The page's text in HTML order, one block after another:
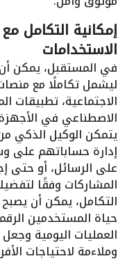
إمكانية التكامل
الاستخدامات
في المستقبل، يمكن
ليشمل تكاملًا مع
الاجتماعية، تطبيقات
الاصطناعي في
يتمكن الوكيل الذكي
إدارة حساباتهم على
على الرسائل، أو حتى
المشاركات وفقًا
التكامل، يمكن أن
حياة المستخدمين
العمليات اليومية وجعل
وملاءمة لاحتياجات